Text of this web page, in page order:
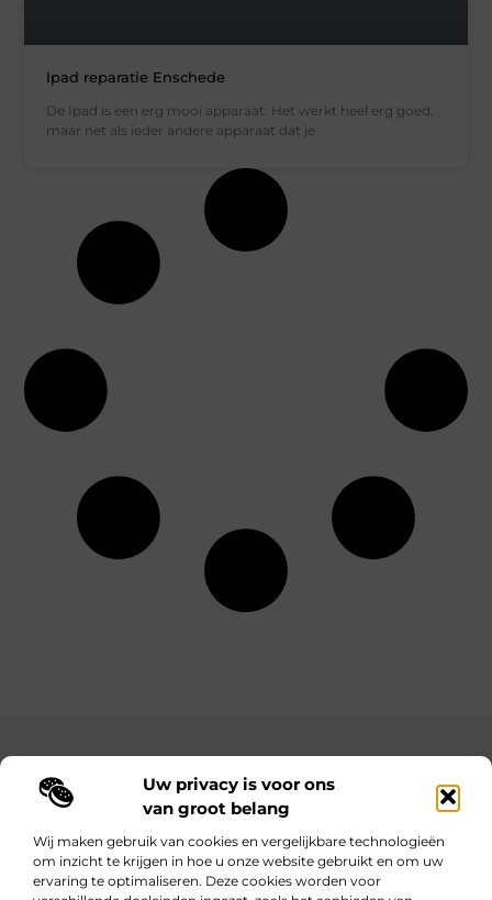
Uw privacy is voor ons
van groot belang
Wij maken gebruik van cookies en vergelijkbare technologieën
om inzicht te krijgen in hoe u onze website gebruikt en om uw
ervaring te optimaliseren. Deze cookies worden voor
Ipad reparatie Enschede
De Ipad is een erg mooi apparaat. Het werkt heel erg goed,
maar net als ieder andere apparaat dat je
Bekende Nederlanders
Wijzer worden door verhalen.